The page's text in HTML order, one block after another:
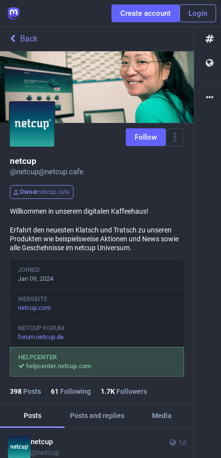
Create account Login
Back
Follow
netcup
@netcup@netcup.cafe
Ownernetcup.cafe
Willkommen in unserem digitalen Kaffeehaus!
Erfahrt den neuesten Klatsch und Tratsch zu unseren
Produkten wie beispielsweise Aktionen und News sowie
alle Geschehnisse im netcup Universum.
JOINED
Jan 09, 2024
WEBSEITE
netcup.com
NETCUP FORUM
forum.netcup.de
HELPCENTER
helpcenter.netcup.com
398 Posts 61 Following 1.7K Followers
Posts Posts and replies Media
1d
netcup
@netcup